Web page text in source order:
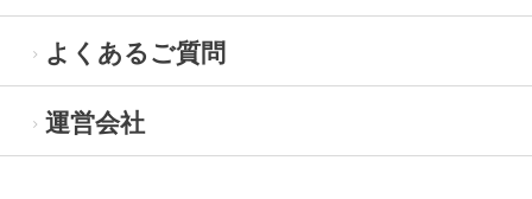
よくあるご質問
運営会社